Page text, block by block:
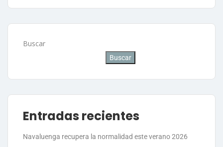
Buscar
Buscar
Entradas recientes
Navaluenga recupera la normalidad este verano 2026